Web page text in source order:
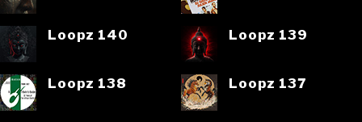
Loopz 140 Loopz 139
Loopz 138 Loopz 137